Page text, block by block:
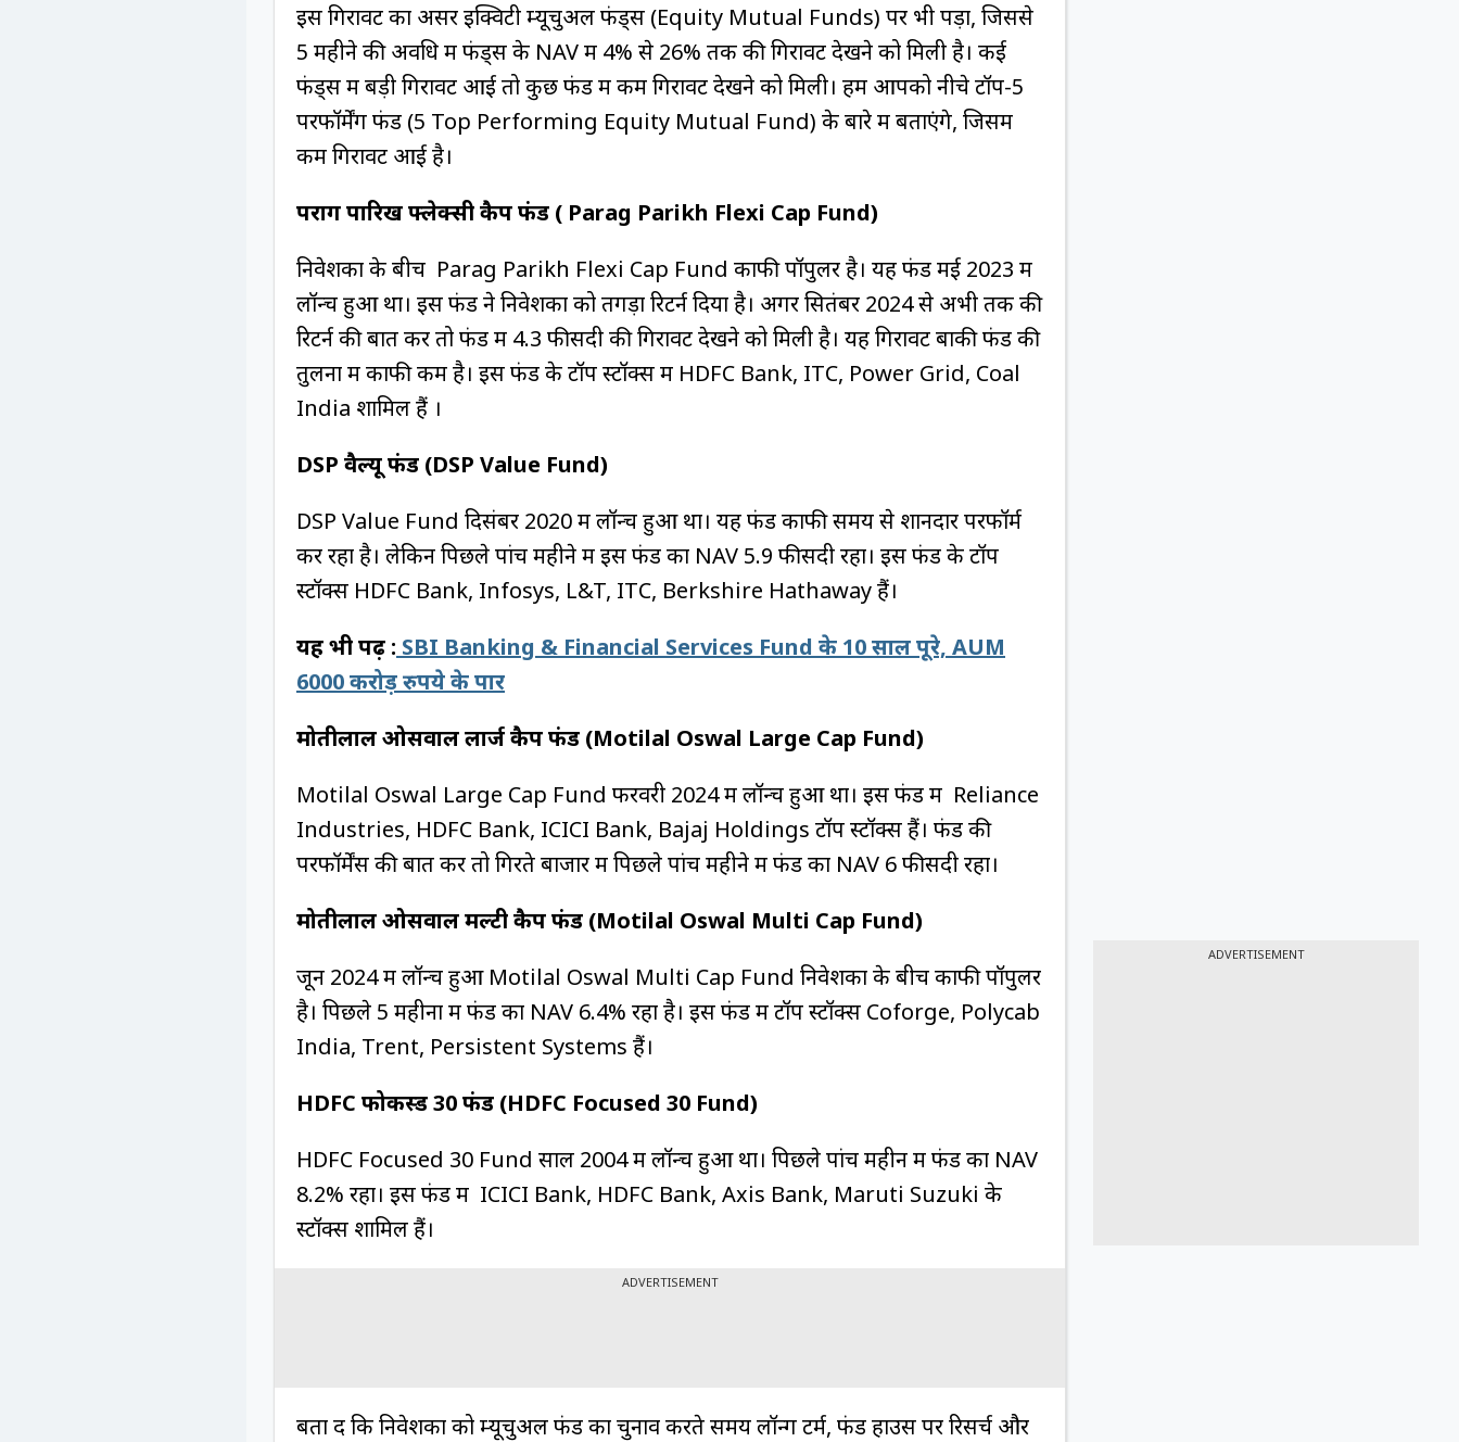
इस गिरावट का असर इक्विटी म्यूचुअल फंड्स (Equity Mutual Funds) पर भी पड़ा, जिससे
5 महीने की अवधि में फंड्स के NAV में 4% से 26% तक की गिरावट देखने को मिली है। कई
फंड्स में बड़ी गिरावट आई तो कुछ फंड में कम गिरावट देखने को मिली। हम आपको नीचे टॉप-5
परफॉर्मेंग फंड (5 Top Performing Equity Mutual Fund) के बारे में बताएंगे, जिसमें
कम गिरावट आई है।
पराग पारिख फ्लेक्सी कैप फंड ( Parag Parikh Flexi Cap Fund)
निवेशकों के बीच Parag Parikh Flexi Cap Fund काफी पॉपुलर है। यह फंड मई 2023 में
लॉन्च हुआ था। इस फंड ने निवेशकों को तगड़ा रिटर्न दिया है। अगर सितंबर 2024 से अभी तक की
रिटर्न की बात करें तो फंड में 4.3 फीसदी की गिरावट देखने को मिली है। यह गिरावट बाकी फंड की
तुलना में काफी कम है। इस फंड के टॉप स्टॉक्स में HDFC Bank, ITC, Power Grid, Coal
India शामिल हैं ।
DSP वैल्यू फंड (DSP Value Fund)
DSP Value Fund दिसंबर 2020 में लॉन्च हुआ था। यह फंड काफी समय से शानदार परफॉर्म
कर रहा है। लेकिन पिछले पांच महीने में इस फंड का NAV 5.9 फीसदी रहा। इस फंड के टॉप
स्टॉक्स HDFC Bank, Infosys, L&T, ITC, Berkshire Hathaway हैं।
यह भी पढ़ें : SBI Banking & Financial Services Fund के 10 साल पूरे, AUM
6000 करोड़ रुपये के पार
मोतीलाल ओसवाल लार्ज कैप फंड (Motilal Oswal Large Cap Fund)
Motilal Oswal Large Cap Fund फरवरी 2024 में लॉन्च हुआ था। इस फंड में Reliance
Industries, HDFC Bank, ICICI Bank, Bajaj Holdings टॉप स्टॉक्स हैं। फंड की
परफॉर्मेंस की बात करें तो गिरते बाजार में पिछले पांच महीने में फंड का NAV 6 फीसदी रहा।
मोतीलाल ओसवाल मल्टी कैप फंड (Motilal Oswal Multi Cap Fund)
जून 2024 में लॉन्च हुआ Motilal Oswal Multi Cap Fund निवेशकों के बीच काफी पॉपुलर
है। पिछले 5 महीनों में फंड का NAV 6.4% रहा है। इस फंड में टॉप स्टॉक्स Coforge, Polycab
India, Trent, Persistent Systems हैं।
HDFC फोकस्ड 30 फंड (HDFC Focused 30 Fund)
HDFC Focused 30 Fund साल 2004 में लॉन्च हुआ था। पिछले पांच महीनें में फंड का NAV
8.2% रहा। इस फंड में ICICI Bank, HDFC Bank, Axis Bank, Maruti Suzuki के
स्टॉक्स शामिल हैं।
ADVERTISEMENT
बता दें कि निवेशकों को म्यूचुअल फंड का चुनाव करते समय लॉन्ग टर्म, फंड हाउस पर रिसर्च और
ADVERTISEMENT